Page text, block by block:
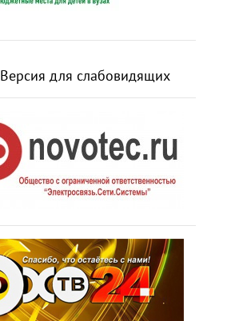
Версия для слабовидящих